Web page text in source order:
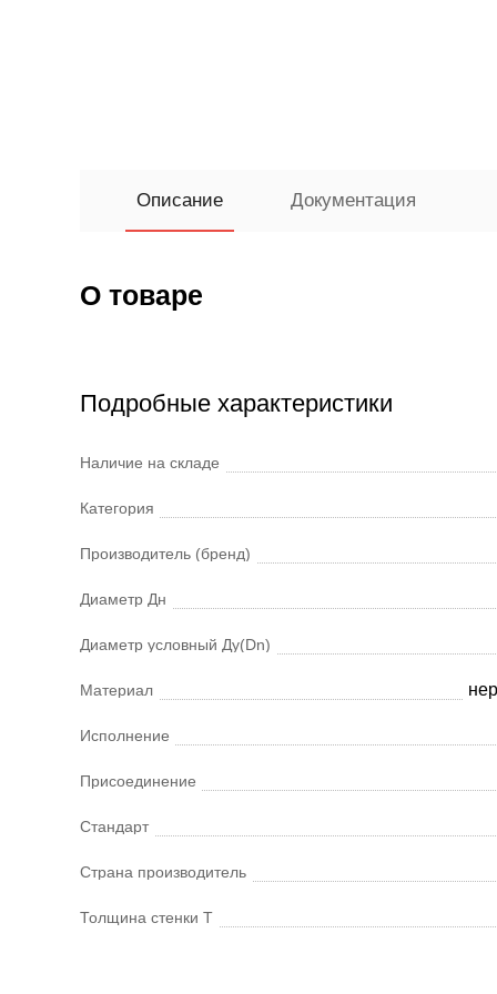
Описание Документация
О товаре
Подробные характеристики
Наличие на складе
Категория
Производитель (бренд)
Диаметр Дн
Диаметр условный Ду(Dn)
Материал
Исполнение
Присоединение
Стандарт
Страна производитель
Толщина стенки Т